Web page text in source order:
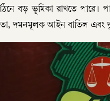
বড় ভূমিকা রাখতে পারে।
দমনমূলক আইন বাতিল এবং